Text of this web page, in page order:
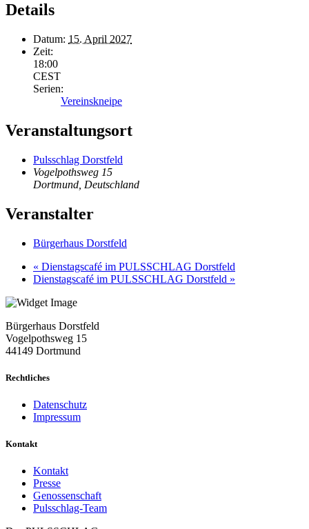
Details
Datum: 15. April 2027
Zeit:
18:00
CEST
Serien:
Vereinskneipe
Veranstaltungsort
Pulsschlag Dorstfeld
Vogelpothsweg 15
Dortmund Deutschland
Veranstalter
Bürgerhaus Dorstfeld
« Dienstagscafé im PULSSCHLAG Dorstfeld
Dienstagscafé im PULSSCHLAG Dorstfeld »
Bürgerhaus Dorstfeld
Vogelpothsweg 15
44149 Dortmund
Rechtliches
Datenschutz
Impressum
Kontakt
Kontakt
Presse
Genossenschaft
Pulsschlag-Team